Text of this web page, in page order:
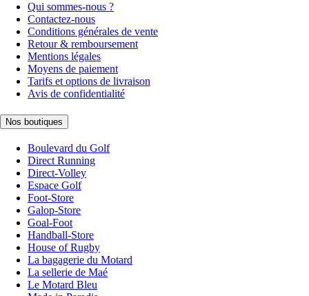
Qui sommes-nous ?
Contactez-nous
Conditions générales de vente
Retour & remboursement
Mentions légales
Moyens de paiement
Tarifs et options de livraison
Avis de confidentialité
Nos boutiques
Boulevard du Golf
Direct Running
Direct-Volley
Espace Golf
Foot-Store
Galop-Store
Goal-Foot
Handball-Store
House of Rugby
La bagagerie du Motard
La sellerie de Maé
Le Motard Bleu